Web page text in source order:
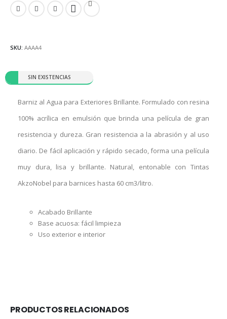
SIN EXISTENCIAS
SKU: AAAA4
Barniz al Agua para Exteriores Brillante. Formulado con resina
100% acrílica en emulsión que brinda una película de gran
resistencia y dureza. Gran resistencia a la abrasión y al uso
diario. De fácil aplicación y rápido secado, forma una película
muy dura, lisa y brillante. Natural, entonable con Tintas
AkzoNobel para barnices hasta 60 cm3/litro.
Acabado Brillante
Base acuosa: fácil limpieza
Uso exterior e interior
PRODUCTOS RELACIONADOS